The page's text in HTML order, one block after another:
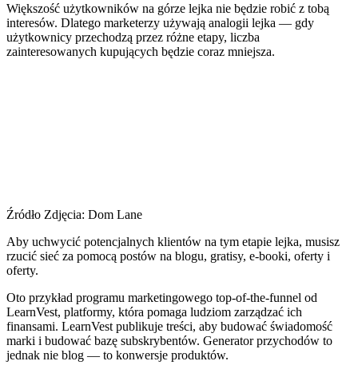
Większość użytkowników na górze lejka nie będzie robić z tobą
interesów. Dlatego marketerzy używają analogii lejka — gdy
użytkownicy przechodzą przez różne etapy, liczba
zainteresowanych kupujących będzie coraz mniejsza.
Źródło Zdjęcia: Dom Lane
Aby uchwycić potencjalnych klientów na tym etapie lejka, musisz
rzucić sieć za pomocą postów na blogu, gratisy, e-booki, oferty i
oferty.
Oto przykład programu marketingowego top-of-the-funnel od
LearnVest, platformy, która pomaga ludziom zarządzać ich
finansami. LearnVest publikuje treści, aby budować świadomość
marki i budować bazę subskrybentów. Generator przychodów to
jednak nie blog — to konwersje produktów.